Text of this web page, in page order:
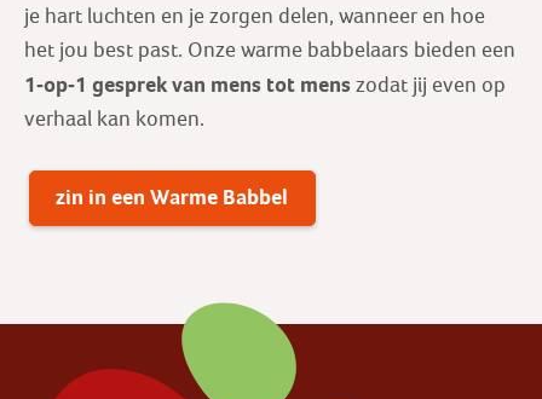
je hart luchten en je zorgen delen, wanneer en hoe
het jou best past. Onze warme babbelaars bieden een
1-op-1 gesprek van mens tot mens zodat jij even op
verhaal kan komen.
zin in een Warme Babbel